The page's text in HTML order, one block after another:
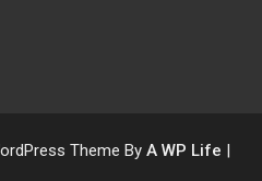
Theme By A WP Life |